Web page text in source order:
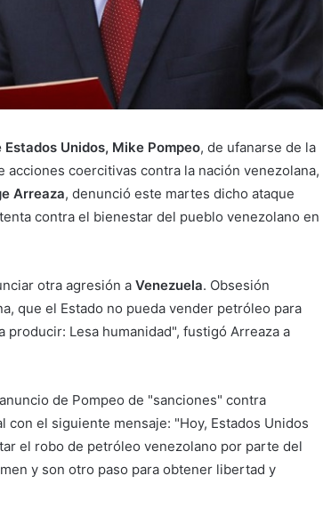
Estados Unidos, Mike Pompeo, de ufanarse de la
coercitivas contra la nación venezolana,
Arreaza, denunció este martes dicho ataque
contra el bienestar del pueblo venezolano en
otra agresión a Venezuela. Obsesión
que el Estado no pueda vender petróleo para
Lesa humanidad", fustigó Arreaza a
de Pompeo de "sanciones" contra
con el siguiente mensaje: "Hoy, Estados Unidos
el robo de petróleo venezolano por parte del
y son otro paso para obtener libertad y